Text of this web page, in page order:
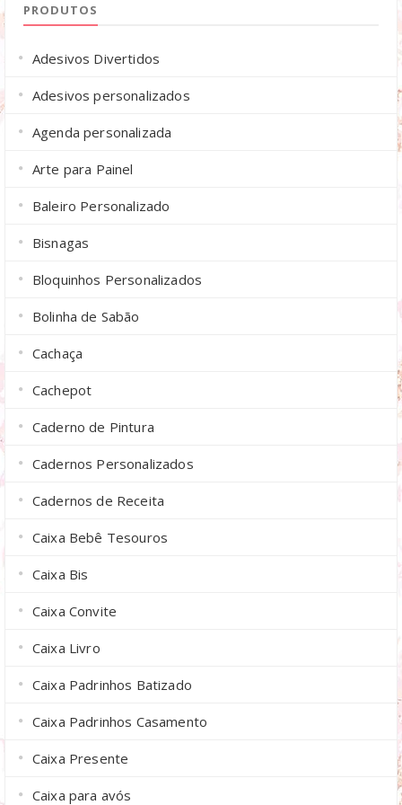
PRODUTOS
Adesivos Divertidos
Adesivos personalizados
Agenda personalizada
Arte para Painel
Baleiro Personalizado
Bisnagas
Bloquinhos Personalizados
Bolinha de Sabão
Cachaça
Cachepot
Caderno de Pintura
Cadernos Personalizados
Cadernos de Receita
Caixa Bebê Tesouros
Caixa Bis
Caixa Convite
Caixa Livro
Caixa Padrinhos Batizado
Caixa Padrinhos Casamento
Caixa Presente
Caixa para avós